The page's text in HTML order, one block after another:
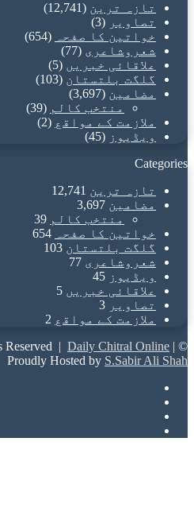
تازہ ترین (12,741)
تصاویر (3)
خواتین کا صفحہ
(654)
شعروشاعری (77)
علاقائی خبریں (5)
گلگت بلتستان (103)
مضامین (3,697)
منتخب کالم (39)
ملازمت کے مواقع (2)
ویڈیوز (45)
Categories
تازہ ترین 12,741
مضامین 3,697
منتخب کالم 39
خواتین کا صفحہ
654
گلگت بلتستان 103
شعروشاعری 77
ویڈیوز 45
علاقائی خبریں 5
تصاویر 3
ملازمت کے مواقع 2
© Copyright 2026, All Rights Reserved |
Daily Chitral Online |
Proudly Hosted by S.Sabir Ali Shah